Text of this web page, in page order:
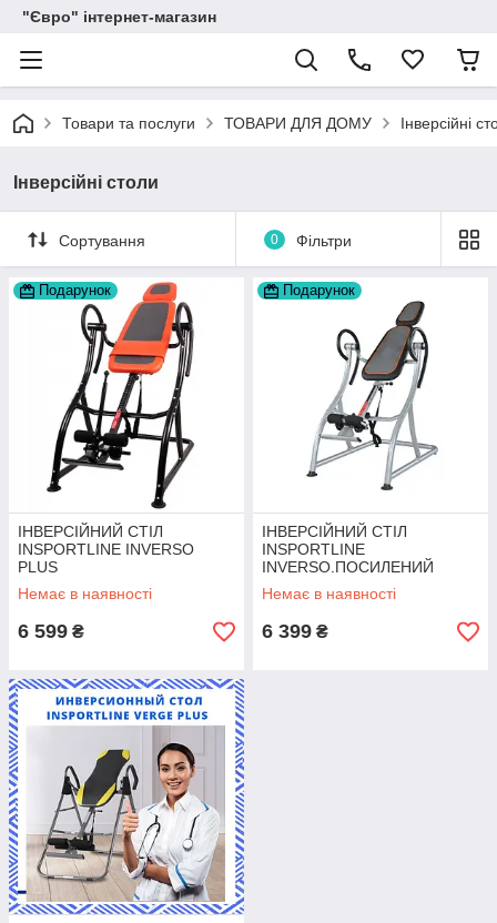
"Євро" інтернет-магазин
Товари та послуги ТОВАРИ ДЛЯ ДОМУ Інверсійні
Інверсійні столи
Сортування 0 Фільтри
Подарунок
ІНВЕРСІЙНИЙ СТІЛ
INSPORTLINE INVERSO
PLUS
Немає в наявності
6 599 ₴
Подарунок
ІНВЕРСІЙНИЙ СТІЛ
INSPORTLINE
INVERSO.ПОСИЛЕНИЙ
КАРКАС
Немає в наявності
6 399 ₴